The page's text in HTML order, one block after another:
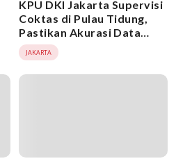
KPU DKI Jakarta Supervisi
Coktas di Pulau Tidung,
Pastikan Akurasi Data
Pemilih
JAKARTA